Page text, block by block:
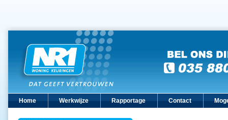
Home Werkwijze Rapportage Contact